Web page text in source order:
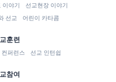
이야기
선교현장 이야기
선교 어린이 카타콤
훈련
퍼런스 선교 인턴쉽
참여